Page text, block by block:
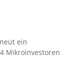
ein
Mikroinvestoren